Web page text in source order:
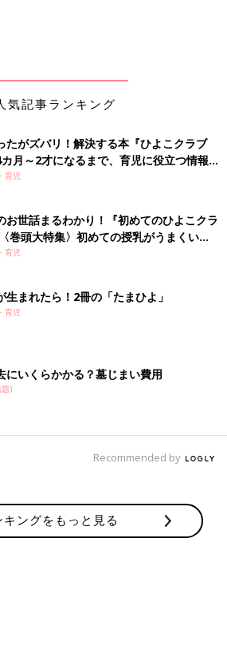
気記事ランキング
たがズバリ！解決する本『ひよこクラブ
月～2才になるまで、育児に役立つ情報が
育児
お世話まるわかり！『初めてのひよこクラ
巻頭大特集〉初めての授乳がうまくい
い・ミルクの基本と夏のトラブル 解決テ
育児
生まれたら！2冊の「たまひよ」
育児
にいくらかかる？墓じまい費用
)
Recommended by
キングをもっと見る